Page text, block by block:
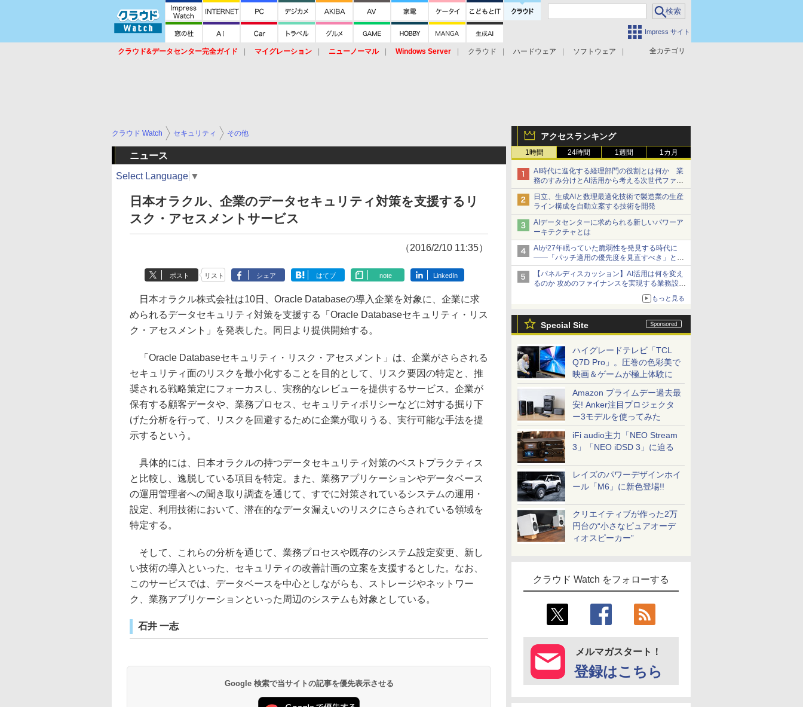
Impress サイト
全カテゴリ
クラウド&データセンター完全ガイド マイグレーション ニューノーマル Windows Server クラウド ハードウェア
ソフトウェア
アクセスランキング
1時間 24時間 1週間 1カ月
AI時代に進化する経理部門の役割とは何か 業
務のすみ分けとAI活用から考える次世代ファイ
ナンス戦略
日立、生成AIと数理最適化技術で製造業の生産
ライン構成を自動立案する技術を開発
AIデータセンターに求められる新しいパワーア
ーキテクチャとは
AIが27年眠っていた脆弱性を発見する時代に
――「パッチ適用の優先度を見直すべき」とセ
キュリティ専門家
【パネルディスカッション】AI活用は何を変え
るのか 攻めのファイナンスを実現する業務設計
もっと見る
Special Site
ハイグレードテレビ「TCL
Q7D Pro」。圧巻の色彩美で
映画＆ゲームが極上体験に
Amazon プライムデー過去最
安! Anker注目プロジェクタ
ー3モデルを使ってみた
iFi audio主力「NEO Stream
3」「NEO iDSD 3」に迫る
レイズのパワーデザインホイ
ール「M6」に新色登場!!
クリエイティブが作った2万
円台の“小さなピュアオーデ
ィオスピーカー”
クラウド Watch をフォローする
メルマガスタート！
登録はこちら
クラウド Watch セキュリティ その他
ニュース
Select Language ▼
日本オラクル、企業のデータセキュリティ対策を支援するリ
スク・アセスメントサービス
（2016/2/10 11:35）
ポスト リスト シェア はてブ note LinkedIn
日本オラクル株式会社は10日、Oracle Databaseの導入企業を対象に、企業に求
められるデータセキュリティ対策を支援する「Oracle Databaseセキュリティ・リス
ク・アセスメント」を発表した。同日より提供開始する。
「Oracle Databaseセキュリティ・リスク・アセスメント」は、企業がさらされる
セキュリティ面のリスクを最小化することを目的として、リスク要因の特定と、推
奨される戦略策定にフォーカスし、実務的なレビューを提供するサービス。企業が
保有する顧客データや、業務プロセス、セキュリティポリシーなどに対する掘り下
げた分析を行って、リスクを回避するために企業が取りうる、実行可能な手法を提
示するという。
具体的には、日本オラクルの持つデータセキュリティ対策のベストプラクティス
と比較し、逸脱している項目を特定。また、業務アプリケーションやデータベース
の運用管理者への聞き取り調査を通じて、すでに対策されているシステムの運用・
設定、利用技術において、潜在的なデータ漏えいのリスクにさらされている領域を
特定する。
そして、これらの分析を通じて、業務プロセスや既存のシステム設定変更、新し
い技術の導入といった、セキュリティの改善計画の立案を支援するとした。なお、
このサービスでは、データベースを中心としながらも、ストレージやネットワー
ク、業務アプリケーションといった周辺のシステムも対象としている。
石井 一志
Google 検索で当サイトの記事を優先表示させる